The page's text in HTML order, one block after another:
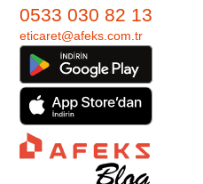
0533 030 82 13
eticaret@afeks.com.tr